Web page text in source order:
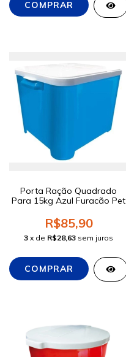
Porta Ração Quadrado
Para 15kg Azul Furacão Pet
R$85,90
3 x de R$28,63 sem juros